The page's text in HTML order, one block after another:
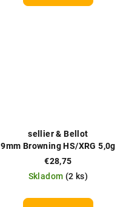
9mm Browning HS/XRG 5,0g
sellier & Bellot
€28,75
Skladom (2 ks)